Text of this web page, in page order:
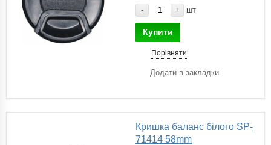
- + шт
Купити
Порівняти
Додати в закладки
Кришка баланс білого SP-
71414 58mm